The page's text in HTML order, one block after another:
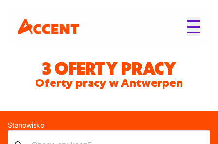
3 OFERTY PRACY
Oferty pracy w Antwerpen
Stanowisko